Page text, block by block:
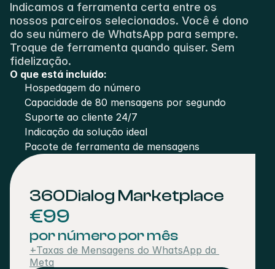
Indicamos a ferramenta certa entre os
nossos parceiros selecionados. Você é dono
do seu número de WhatsApp para sempre.
Troque de ferramenta quando quiser. Sem
fidelização.
O que está incluído:
Hospedagem do número
Capacidade de 80 mensagens por segundo
Suporte ao cliente 24/7
Indicação da solução ideal
Pacote de ferramenta de mensagens
360Dialog Marketplace
€99
por número por mês
+Taxas de Mensagens do WhatsApp da
Meta